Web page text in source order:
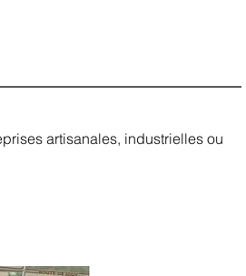
artisanales, industrielles ou